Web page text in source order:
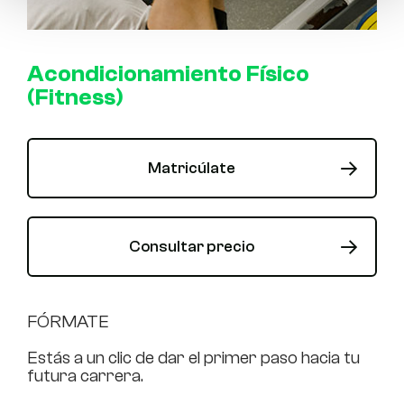
Acondicionamiento Físico
(Fitness)
Matricúlate
Consultar precio
FÓRMATE
Estás a un clic de dar el primer paso hacia tu
futura carrera.